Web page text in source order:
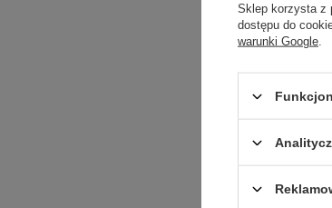
Sklep korzysta z
dostępu do
warunki Google